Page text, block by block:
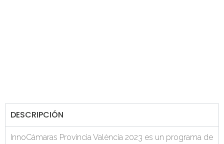
DESCRIPCIÓN
InnoCámaras Provincia València 2023 es un programa de